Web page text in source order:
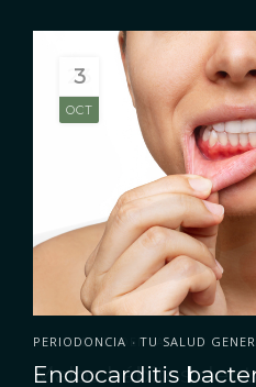
3
OCT
PERIODONCIA • TU SALUD
Endocarditis